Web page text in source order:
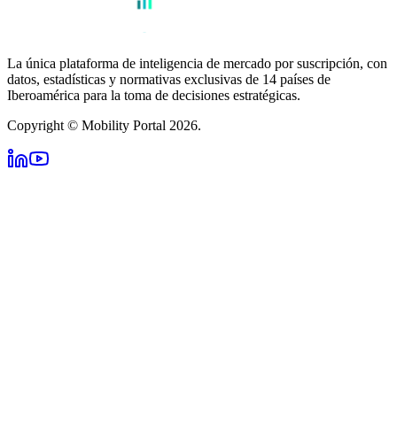
La única plataforma de inteligencia de mercado por suscripción, con
datos, estadísticas y normativas exclusivas de 14 países de
Iberoamérica para la toma de decisiones estratégicas.
Copyright © Mobility Portal 2026.